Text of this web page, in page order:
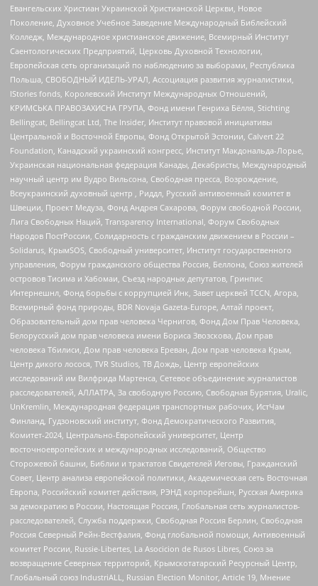
Евангельских Христиан Украинской Христианской Церкви, Новое
Поколение, Духовное Учебное Заведение Международный Библейский
Колледж, Международное христианское движение, Всемирный Институт
Саентологических Предприятий, Церковь Духовной Технологии,
Европейская сеть организаций по наблюдению за выборами, Республика
Польша, СВОБОДНЫЙ ИДЕЛЬ-УРАЛ, Ассоциация развития журналистики,
IStories fonds, Королевский Институт Международных Отношений,
КРИМСЬКА ПРАВОЗАХИСНА ГРУПА, Фонд имени Генриха Бёлля, Stichting
Bellingcat, Bellingcat Ltd, The Insider, Институт правовой инициативы
Центральной и Восточной Европы, Фонд Открытой Эстонии, Calvert 22
Foundation, Канадский украинский конгресс, Институт Макдональда-Лорье,
Украинская национальная федерация Канады, Декабристы, Международный
научный центр им Вудро Вильсона, Свободная пресса, Возрождение,
Всеукраинский духовный центр , Риддл, Русский антивоенный комитет в
Швеции, Проект Медуза, Фонд Андрея Сахарова, Форум свободной России,
Лига Свободных Наций, Transparеncy International, Форум Свободных
Народов ПостРоссии, Солидарность с гражданским движением в России –
Solidarus, КрымSOS, Свободный университет, Институт государственного
управления, Форум гражданского общества Россия, Беллона, Союз жителей
островов Тисима и Хабомаи, Съезд народных депутатов, Гринпис
Интернешнл, Фонд борьбы с коррупцией Инк, Завет церквей TCCN, Агора,
Всемирный фонд природы, BDR Novaja Gazeta-Europe, Алтай проект,
Образовательный дом прав человека Чернигов, Фонд Дом Прав Человека,
Белорусский дом прав человека имени Бориса Звозскова, Дом прав
человека Тбилиси, Дом прав человека Ереван, Дом прав человека Крым,
Центр дикого лосося, TVR Studios, ТВ Дождь, Центр европейских
исследований им Вилфрида Мартенса, Сетевое объединение журналистов
расследователей, АЛЛАТРА, За свободную Россию, Свободная Бурятия, Uralic,
UnKremlin, Международная федерация транспортных рабочих, ИстЧам
Финланд, Гудзоновский институт, Фонд Демократического Развития,
Комитет-2024, Центрально-Европейский университет, Центр
восточноевропейских и международных исследований, Общество
Сторожевой башни, Библии и трактатов Свидетелей Иеговы, Гражданский
Совет, Центр анализа европейской политики, Академическая сеть Восточная
Европа, Российский комитет действия, РЭНД корпорейшн, Русская Америка
за демократию в России, Настоящая Россия, Глобальная сеть журналистов-
расследователей, Служба поддержки, Свободная Россия Берлин, Свободная
Россия Северный Рейн-Вестфалия, Фонд глобальной помощи, Антивоенный
комитет России, Russie-Libertes, La Asocicion de Rusos Libres, Союз за
возвращение Северных территорий, Крымскотатарский Ресурсный Центр,
Глобальный союз IndustriALL, Russian Election Monitor, Article 19, Мнение